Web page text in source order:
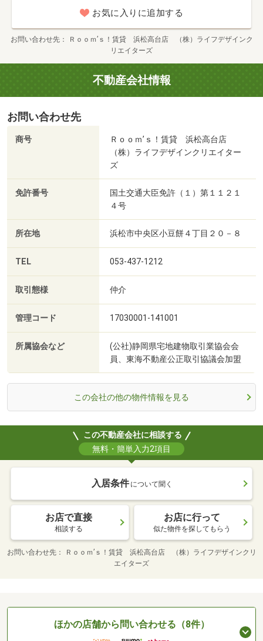
お気に入りに追加する
お問い合わせ先
Ｒｏｏｍ’ｓ！賃貸 浜松高台店 （株）ライフデザインク
リエイターズ
不動産会社情報
お問い合わせ先
商号
Ｒｏｏｍ’ｓ！賃貸 浜松高台店
（株）ライフデザインクリエイター
ズ
免許番号
国土交通大臣免許（１）第１１２１
４号
所在地 浜松市中央区小豆餅４丁目２０－８
TEL 053-437-1212
取引態様 仲介
管理コード 17030001-141001
所属協会など
(公社)静岡県宅地建物取引業協会会
員、東海不動産公正取引協議会加盟
この会社の他の物件情報を見る
この不動産会社に相談する
無料・簡単入力2項目
入居条件 について聞く
お店で直接
相談する
お店に行って
似た物件を探してもらう
お問い合わせ先
Ｒｏｏｍ’ｓ！賃貸 浜松高台店 （株）ライフデザインクリ
エイターズ
ほかの店舗から問い合わせる（8件）